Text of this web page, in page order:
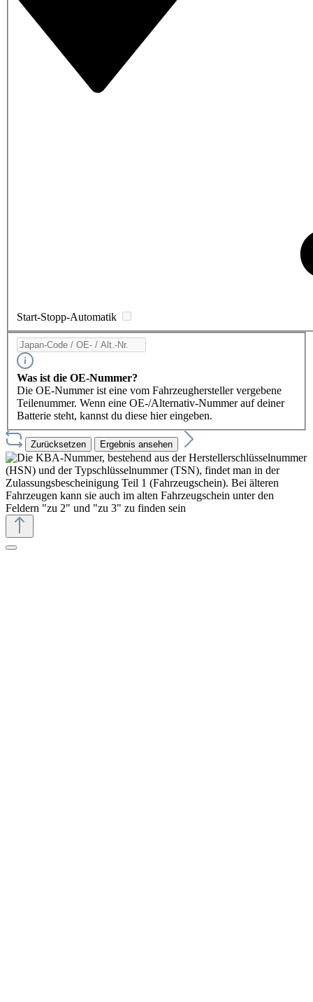
Start-Stopp-Automatik
Was ist die OE-Nummer?
Die OE-Nummer ist eine vom Fahrzeughersteller vergebene
Teilenummer. Wenn eine OE-/Alternativ-Nummer auf deiner
Batterie steht, kannst du diese hier eingeben.